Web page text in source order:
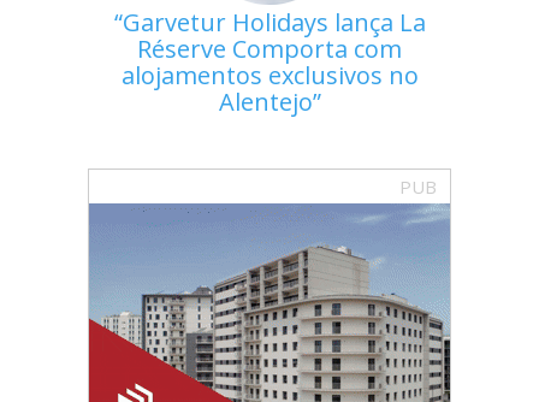
Garvetur Holidays lança La
Réserve Comporta com
alojamentos exclusivos no
Alentejo
PUB